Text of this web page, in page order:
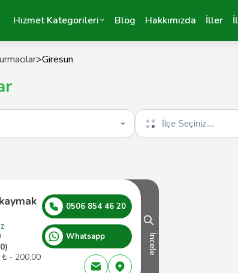
Hizmet Kategorileri Blog Hakkımızda İller
>Giresun
İlçe seçin
₺ - 200,00
0506 854 46 20
Whatsapp İncele